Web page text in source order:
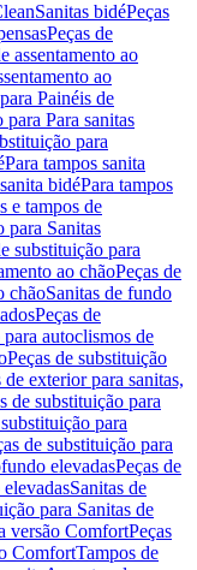
Sanitas bidéPeças
Peças de
assentamento ao
ao
Painéis de
para Para sanitas
para
Para tampos sanita
bidéPara tampos
e tampos de
para Sanitas
substituição para
ao chãoPeças de
chãoSanitas de fundo
Peças de
autoclismos de
Peças de substituição
exterior para sanitas,
de substituição para
para
de substituição para
elevadasPeças de
Sanitas de
para Sanitas de
versão ComfortPeças
ComfortTampos de